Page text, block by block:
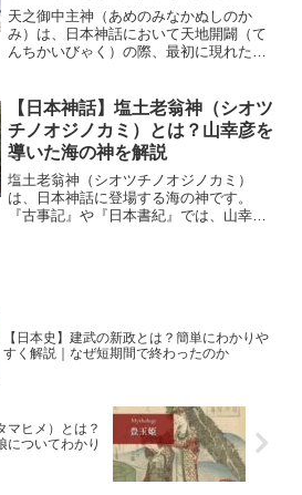
天之御中主神（あめのみなかぬしのか
み）は、日本神話において天地開闢（て
んちかいびゃく）の際、最初に現れた神
づけられ、日本神話の始まりを象徴する
存在です。しかし、その後の...
【日本神話】塩土老翁神（シオツ
チノオジノカミ）とは？山幸彦を
導いた海の神を解説
塩土老翁神（シオツチノオジノカミ）
は、日本神話に登場する海の神です。
『古事記』や『日本書紀』では、山幸彦
【日本史】建武の新政とは？簡単にわかりや
すく解説｜なぜ短期間で終わったのか
マヒメ）とは？
についてわかり